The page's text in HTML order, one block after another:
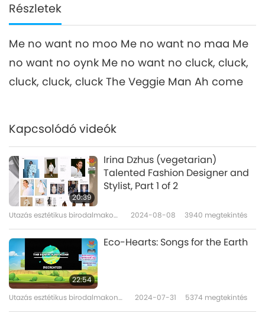
Részletek
Me no want no moo Me no want no maa Me
no want no oynk Me no want no cluck, cluck,
cluck, cluck, cluck The Veggie Man Ah come
Kapcsolódó videók
20:39
Irina Dzhus (vegetarian)
Talented Fashion Designer and
Stylist, Part 1 of 2
Utazás esztétikus birodalmakon
2024-08-08 3940 megtekintés
22:54
Eco-Hearts: Songs for the Earth
Utazás esztétikus birodalmakon
2024-07-31 5374 megtekintés